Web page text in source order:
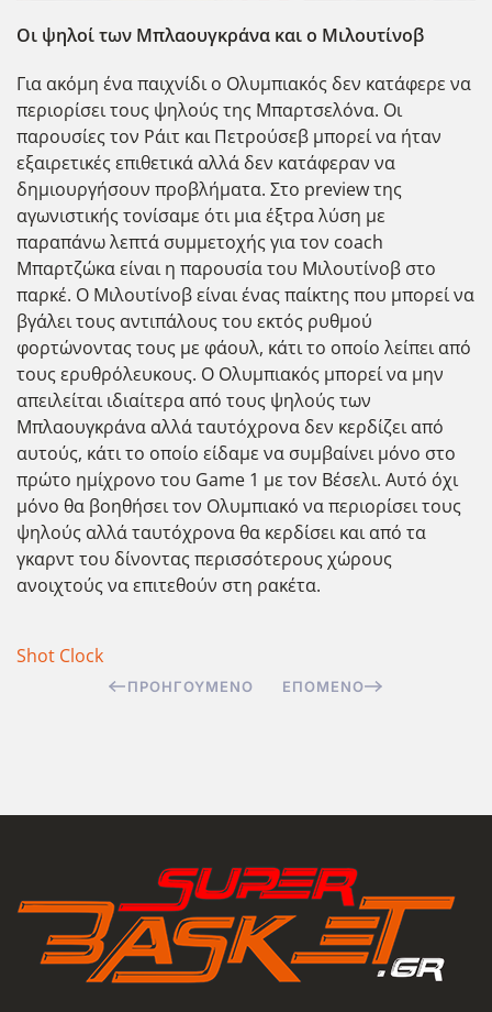
Οι ψηλοί των Μπλαουγκράνα και ο Μιλουτίνοβ
Για ακόμη ένα παιχνίδι ο Ολυμπιακός δεν κατάφερε να
περιορίσει τους ψηλούς της Μπαρτσελόνα. Οι
παρουσίες τον Ράιτ και Πετρούσεβ μπορεί να ήταν
εξαιρετικές επιθετικά αλλά δεν κατάφεραν να
δημιουργήσουν προβλήματα. Στο preview της
αγωνιστικής τονίσαμε ότι μια έξτρα λύση με
παραπάνω λεπτά συμμετοχής για τον coach
Μπαρτζώκα είναι η παρουσία του Μιλουτίνοβ στο
παρκέ. Ο Μιλουτίνοβ είναι ένας παίκτης που μπορεί να
βγάλει τους αντιπάλους του εκτός ρυθμού
φορτώνοντας τους με φάουλ, κάτι το οποίο λείπει από
τους ερυθρόλευκους. Ο Ολυμπιακός μπορεί να μην
απειλείται ιδιαίτερα από τους ψηλούς των
Μπλαουγκράνα αλλά ταυτόχρονα δεν κερδίζει από
αυτούς, κάτι το οποίο είδαμε να συμβαίνει μόνο στο
πρώτο ημίχρονο του Game 1 με τον Βέσελι. Αυτό όχι
μόνο θα βοηθήσει τον Ολυμπιακό να περιορίσει τους
ψηλούς αλλά ταυτόχρονα θα κερδίσει και από τα
γκαρντ του δίνοντας περισσότερους χώρους
ανοιχτούς να επιτεθούν στη ρακέτα.
Shot Clock
ΠΡΟΗΓΟΎΜΕΝΟ ΕΠΌΜΕΝΟ